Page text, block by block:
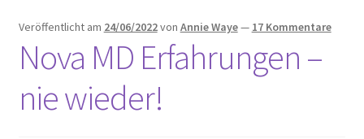
Für Autoren
Extras
Termine
Veröffentlicht am 24/06/2022von Annie Waye— 17 Kommentare
Nova MD Erfahrungen –
nie wieder!